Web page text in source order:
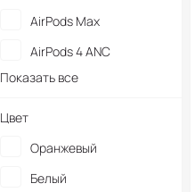
AirPods Max
AirPods 4 ANC
Показать все
Цвет
Оранжевый
Белый